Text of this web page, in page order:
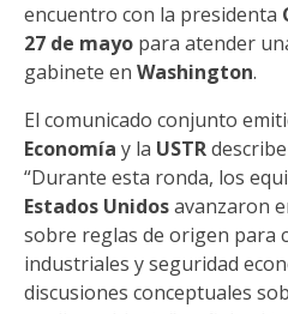
encuentro con la presidenta
27 de mayo para atender
gabinete en Washington.
El comunicado conjunto
Economía y la USTR
“Durante esta ronda, los
Estados Unidosavanzaron
sobre reglas de origen para
industriales y seguridad
discusiones conceptuales